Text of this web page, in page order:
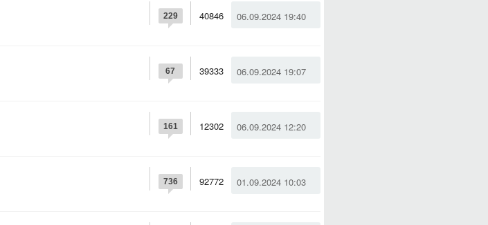
06.09.2024 19:40
40846
229
06.09.2024 19:07
39333
67
06.09.2024 12:20
12302
161
01.09.2024 10:03
92772
736